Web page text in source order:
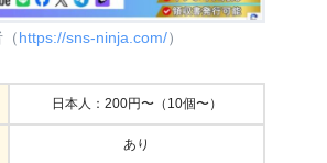
https://sns-ninja.com/）
日本人：200円〜（10個〜）
あり